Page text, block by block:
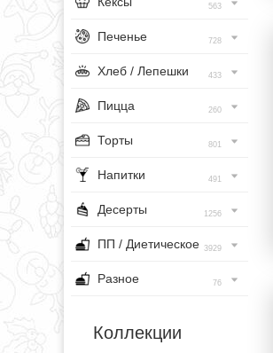
563
Печенье 728
Хлеб / Лепешки 433
Пицца 260
Торты 801
Напитки 491
Десерты 1256
ПП / Диетическое 3929
Разное 76
Коллекции